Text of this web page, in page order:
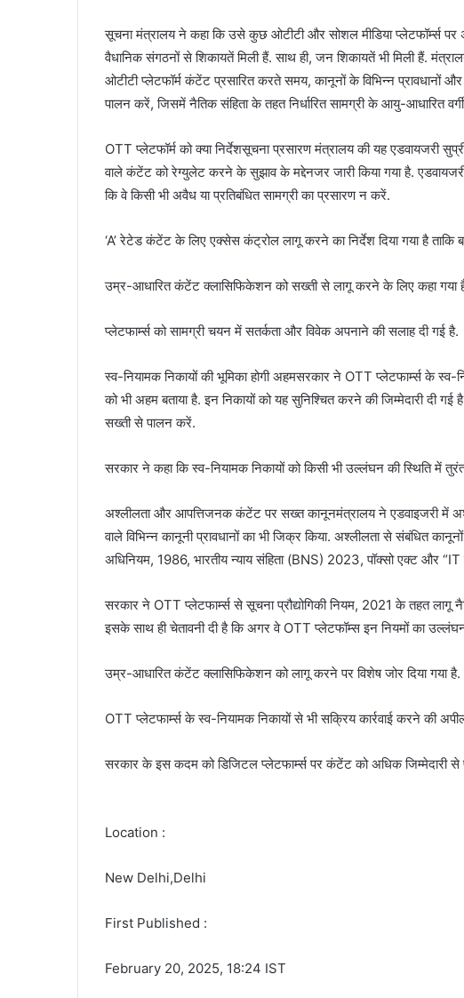
सूचना मंत्रालय ने कहा कि उसे कुछ ओटीटी और सोशल मीडिया प्लेटफॉर्म्स पर
वैधानिक संगठनों से शिकायतें मिली हैं. साथ ही, जन शिकायतें भी मिली हैं.
ओटीटी प्लेटफॉर्म कंटेंट प्रसारित करते समय, कानूनों के विभिन्न प्रावधानों
पालन करें, जिसमें नैतिक संहिता के तहत निर्धारित सामग्री के आयु-आधारित
OTT प्लेटफॉर्म को क्या निर्देशसूचना प्रसारण मंत्रालय की यह एडवायजरी
वाले कंटेंट को रेग्युलेट करने के सुझाव के मद्देनजर जारी किया गया है.
कि वे किसी भी अवैध या प्रतिबंधित सामग्री का प्रसारण न करें.
‘A’ रेटेड कंटेंट के लिए एक्सेस कंट्रोल लागू करने का निर्देश दिया गया है ताकि
उम्र-आधारित कंटेंट क्लासिफिकेशन को सख्ती से लागू करने के लिए कहा गया
प्लेटफार्म्स को सामग्री चयन में सतर्कता और विवेक अपनाने की सलाह दी गई है.
स्व-नियामक निकायों की भूमिका होगी अहमसरकार ने OTT प्लेटफार्म्स के
को भी अहम बताया है. इन निकायों को यह सुनिश्चित करने की जिम्मेदारी दी
सख्ती से पालन करें.
सरकार ने कहा कि स्व-नियामक निकायों को किसी भी उल्लंघन की स्थिति में तुरंत
अश्लीलता और आपत्तिजनक कंटेंट पर सख्त कानूनमंत्रालय ने एडवाइजरी में
वाले विभिन्न कानूनी प्रावधानों का भी जिक्र किया. अश्लीलता से संबंधित
अधिनियम, 1986, भारतीय न्याय संहिता (BNS) 2023, पॉक्सो एक्ट और
सरकार ने OTT प्लेटफार्म्स से सूचना प्रौद्योगिकी नियम, 2021 के तहत
इसके साथ ही चेतावनी दी है कि अगर वे OTT प्लेटफॉम्स इन नियमों का उल्लंघन
उम्र-आधारित कंटेंट क्लासिफिकेशन को लागू करने पर विशेष जोर दिया गया है.
OTT प्लेटफार्म्स के स्व-नियामक निकायों से भी सक्रिय कार्रवाई करने की
सरकार के इस कदम को डिजिटल प्लेटफार्म्स पर कंटेंट को अधिक जिम्मेदारी से
Location :
New Delhi,Delhi
First Published :
February 20, 2025, 18:24 IST